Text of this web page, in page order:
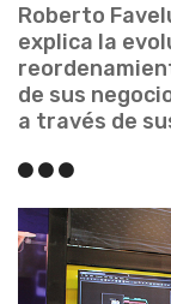
Roberto
explica la
de sus
a través de